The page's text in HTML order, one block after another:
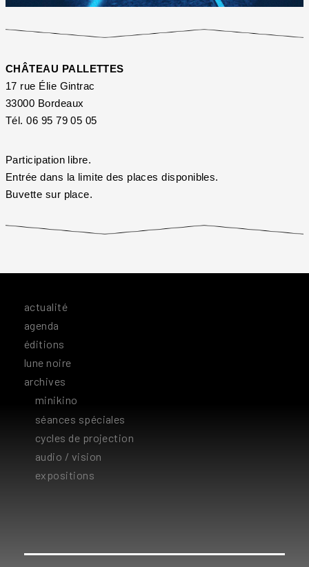
CHÂTEAU PALLETTES
17 rue Élie Gintrac
33000 Bordeaux
Tél. 06 95 79 05 05
Participation libre.
Entrée dans la limite des places disponibles.
Buvette sur place.
actualité
agenda
éditions
lune noire
archives
minikino
séances spéciales
cycles de projection
audio / vision
expositions